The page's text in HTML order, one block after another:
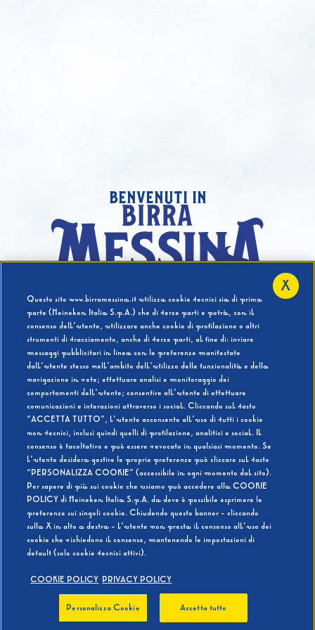
benvenuti in
Hai compiuto 18 Anni?
SI NO
BEVI RESPONSABILMENTE
Questo sito www.birramessina.it utilizza cookie tecnici sia di prima
parte (Heineken Italia S.p.A.) che di terze parti e potrà, con il
consenso dell’utente, utilizzare anche cookie di profilazione o altri
strumenti di tracciamento, anche di terze parti, al fine di: inviare
messaggi pubblicitari in linea con le preferenze manifestate
dall’utente stesso nell’ambito dell’utilizzo delle funzionalità e della
navigazione in rete; effettuare analisi e monitoraggio dei
comportamenti dell’utente; consentire all’utente di effettuare
comunicazioni e interazioni attraverso i social. Cliccando sul tasto
“ACCETTA TUTTO”, l’utente acconsente all’uso di tutti i cookie
non tecnici, inclusi quindi quelli di profilazione, analitici e social. Il
consenso è facoltativo e può essere revocato in qualsiasi momento. Se
l’utente desidera gestire le proprie preferenze può cliccare sul tasto
“PERSONALIZZA COOKIE” (accessibile in ogni momento dal sito).
Per sapere di più sui cookie che usiamo può accedere alla COOKIE
POLICY di Heineken Italia S.p.A. da dove è possibile esprimere le
preferenze sui singoli cookie. Chiudendo questo banner - cliccando
sulla X in alto a destra - l’utente non presta il consenso all’uso dei
cookie che richiedono il consenso, mantenendo le impostazioni di
default (solo cookie tecnici attivi).
COOKIE POLICY PRIVACY POLICY
Personalizza Cookie Accetta tutto
X